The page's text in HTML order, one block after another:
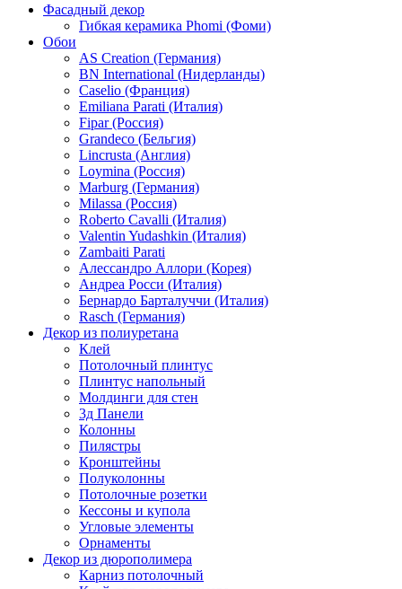
Фасадный декор
Гибкая керамика Phomi (Фоми)
Обои
AS Creation (Германия)
BN International (Нидерланды)
Caselio (Франция)
Emiliana Parati (Италия)
Fipar (Россия)
Grandeco (Бельгия)
Lincrusta (Англия)
Loymina (Россия)
Marburg (Германия)
Milassa (Россия)
Roberto Cavalli (Италия)
Valentin Yudashkin (Италия)
Zambaiti Parati
Алессандро Аллори (Корея)
Андреа Росси (Италия)
Бернардо Барталуччи (Италия)
Rasch (Германия)
Декор из полиуретана
Клей
Потолочный плинтус
Плинтус напольный
Молдинги для стен
3д Панели
Колонны
Пилястры
Кронштейны
Полуколонны
Потолочные розетки
Кессоны и купола
Угловые элементы
Орнаменты
Декор из дюрополимера
Карниз потолочный